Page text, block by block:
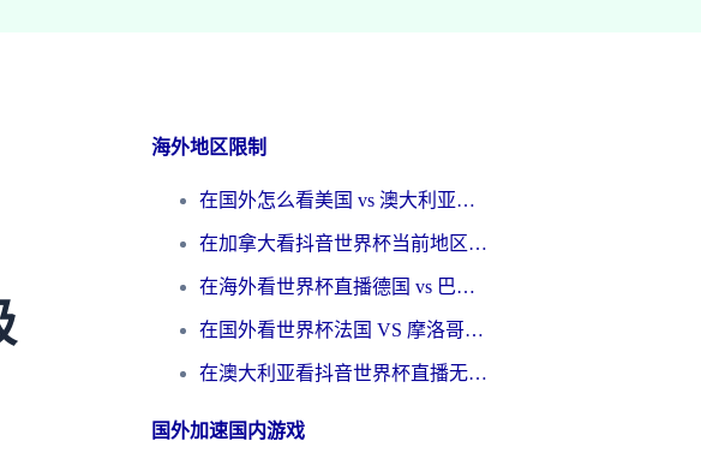
海外地区限制
在国外怎么看美国 vs 澳大利亚世界杯直播？海外党必藏的中文解说观赛指南
在加拿大看抖音世界杯当前地区不可播放？海外党体育观赛终极指南
在海外看世界杯直播德国 vs 巴拉圭当前IP受限制？这篇指南帮你轻松解决地区限制
在国外看世界杯法国 VS 摩洛哥仅限中国大陆？别让地域限制拦下你的欢呼
在澳大利亚看抖音世界杯直播无法播放？海外党体育观赛终极指南来了！
国外加速国内游戏